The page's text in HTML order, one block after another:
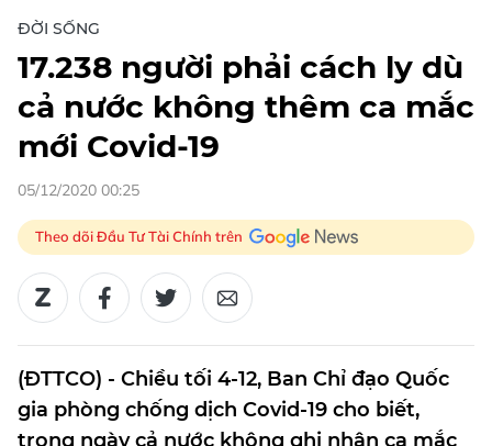
ĐỜI SỐNG
17.238 người phải cách ly dù
cả nước không thêm ca mắc
mới Covid-19
05/12/2020 00:25
Theo dõi Đầu Tư Tài Chính trên
(ĐTTCO) - Chiều tối 4-12, Ban Chỉ đạo Quốc
gia phòng chống dịch Covid-19 cho biết,
trong ngày cả nước không ghi nhận ca mắc